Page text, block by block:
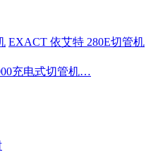
EXACT 依艾特 280E切管机
充电式切管机…